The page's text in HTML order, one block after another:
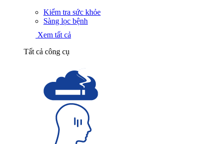
Kiểm tra sức khỏe
Sàng lọc bệnh
Xem tất cả
Tất cả công cụ